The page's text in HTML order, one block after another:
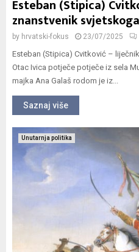
Esteban (Stipica)
znanstvenik
by hrvatski-fokus 23/07/2025
Esteban (Stipica) Cvitković –
Otac Ivica potječe potječe iz sela
majka Ana Galaš rodom je iz...
Saznaj više
Unutarnja politika